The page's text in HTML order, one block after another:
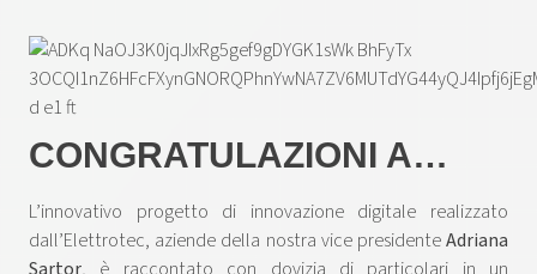
CONGRATULAZIONI A…
L’innovativo progetto di innovazione digitale realizzato
dall’Elettrotec, aziende della nostra vice presidenteAdriana
Sartor, è raccontato con dovizia di particolari in un